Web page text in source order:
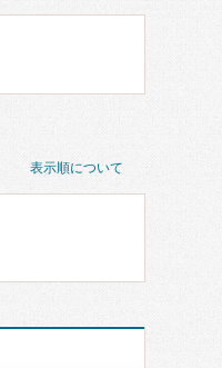
表示順について